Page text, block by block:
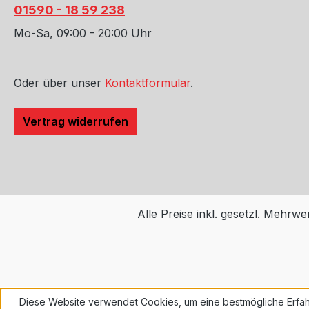
mit Fahrlicht, Standardrädern und
-reifen sowie allgemeiner
Lieferumfang: (1) Pedders Foamcell
TÜV Informationen: Für das
Fahrwerk liegt ein Teilegutachten
01590 - 18 59 238
Mo-Sa, 09:00 - 20:00 Uhr
Oder über unser Kontaktformular.
Vertrag widerrufen
Alle Preise inkl. gesetzl.
Diese Website verwendet Cookies, um eine bestmögliche